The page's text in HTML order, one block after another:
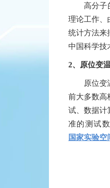
高分子
理论工作、
统计方法来
中国科学技
2、 原位变温
原位变
前大多数高
试、数据计
准的测试
国家实验空